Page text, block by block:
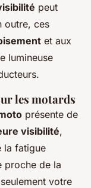
peut
outre, ces
et aux
lumineuse
les motards
présente de
visibilité,
la fatigue
proche de la
votre